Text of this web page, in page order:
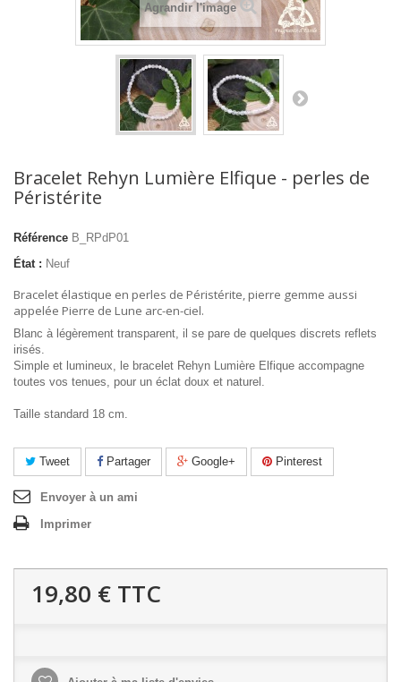
Agrandir l'image
Bracelet Rehyn Lumière Elfique - perles de
Péristérite
Référence B_RPdP01
État : Neuf
Bracelet élastique en perles de Péristérite, pierre gemme aussi
appelée Pierre de Lune arc-en-ciel.
Blanc à légèrement transparent, il se pare de quelques discrets reflets
irisés.
Simple et lumineux, le bracelet Rehyn Lumière Elfique accompagne
toutes vos tenues, pour un éclat doux et naturel.
Taille standard 18 cm.
Tweet Partager Google+ Pinterest
Envoyer à un ami
Imprimer
19,80 € TTC